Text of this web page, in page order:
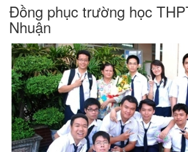
Đồng phục trường học
Nhuận